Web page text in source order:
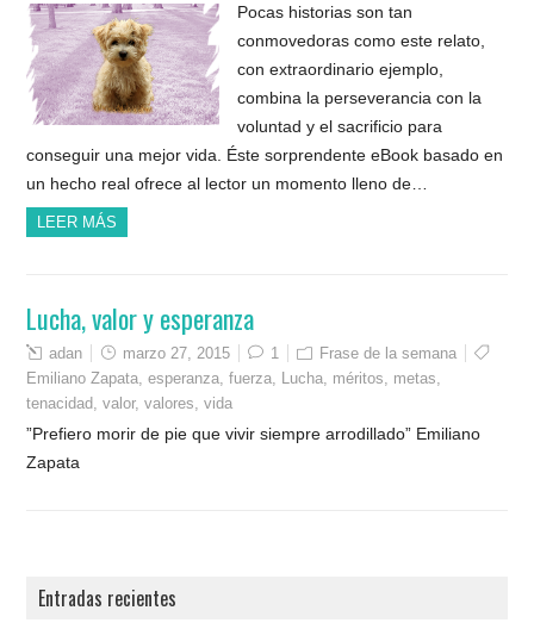
Pocas historias son tan
conmovedoras como este relato,
con extraordinario ejemplo,
combina la perseverancia con la
voluntad y el sacrificio para
conseguir una mejor vida. Éste sorprendente eBook basado en
un hecho real ofrece al lector un momento lleno de…
LEER MÁS
Lucha, valor y esperanza
adan marzo 27, 2015 1
Frase de la semana
Emiliano Zapata ,esperanza ,fuerza Lucha méritos metas
tenacidad
,valor,valores ,vida
”Prefiero morir de pie que vivir siempre arrodillado” Emiliano
Zapata
Entradas recientes